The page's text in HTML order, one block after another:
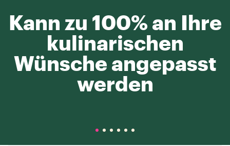
Kann zu 100% an Ihre
kulinarischen
Wünsche angepasst
werden